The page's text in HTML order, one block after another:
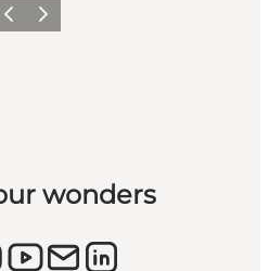
ForrigeNæste
wonders